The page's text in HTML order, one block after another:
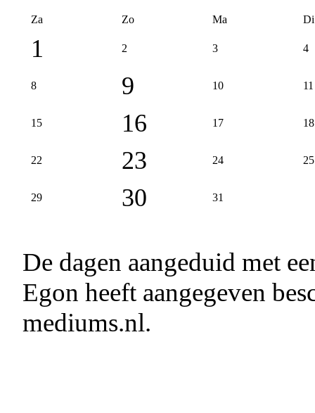
Za Zo Ma Di
1 2 3 4
8 9 10 11
15 16 17 18
22 23 24 25
29 30 31
De dagen aangeduid met
Egon heeft aangegeven
mediums.nl.